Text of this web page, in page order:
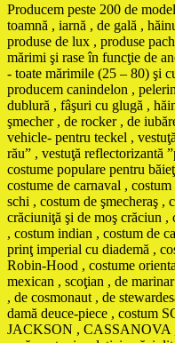
Producem peste 200 de
toamnă , iarnă , de gală ,
produse de lux , produse
mărimi şi rase în funcţie de
- toate mărimile (25 – 80) şi
producem canindelon ,
dublură , fâşuri cu glugă ,
şmecher , de rocker , de
vehicle- pentru teckel ,
rău” , vestuţă reflectorizantă
costume populare pentru
costume de carnaval ,
schi , costum de şmecheraş ,
crăciuniţă şi de moş crăciun
, costum indian , costum de
prinţ imperial cu diademă ,
Robin-Hood , costume
mexican , scoţian , de
, de cosmonaut , de
damă deuce-piece ,
JACKSON , CASSANOVA ,